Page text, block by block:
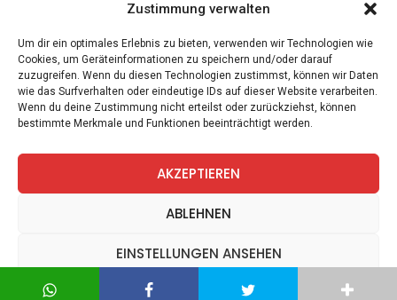
Zustimmung verwalten
Um dir ein optimales Erlebnis zu bieten, verwenden wir Technologien wie
Cookies, um Geräteinformationen zu speichern und/oder darauf
zuzugreifen. Wenn du diesen Technologien zustimmst, können wir Daten
wie das Surfverhalten oder eindeutige IDs auf dieser Website verarbeiten.
Wenn du deine Zustimmung nicht erteilst oder zurückziehst, können
bestimmte Merkmale und Funktionen beeinträchtigt werden.
AKZEPTIEREN
ABLEHNEN
EINSTELLUNGEN ANSEHEN
Datenschutz Impressum
"Abonnieren" akzeptierst Du unsere
Datenschutzerklärung.
twitter
Spiele Kontakt Datenschutz Impressum